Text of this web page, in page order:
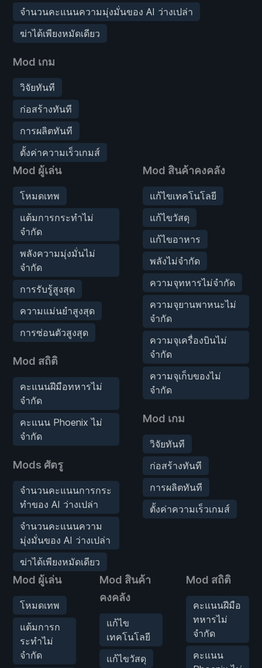
จำนวนคะแนนความมุ่งมั่นของ AI ว่างเปล่า
ฆ่าได้เพียงหมัดเดียว
Mod เกม
วิจัยทันที
ก่อสร้างทันที
การผลิตทันที
ตั้งค่าความเร็วเกมส์
Mod ผู้เล่น
โหมดเทพ
แต้มการกระทำไม่
จำกัด
พลังความมุ่งมั่นไม่
จำกัด
การรับรู้สูงสุด
ความแม่นยำสูงสุด
การซ่อนตัวสูงสุด
Mod สถิติ
คะแนนฝีมือทหารไม่
จำกัด
คะแนน Phoenix ไม่
จำกัด
Mods ศัตรู
จำนวนคะแนนการกระ
ทำของ AI ว่างเปล่า
จำนวนคะแนนความ
มุ่งมั่นของ AI ว่างเปล่า
ฆ่าได้เพียงหมัดเดียว
Mod สินค้าคงคลัง
แก้ไขเทคโนโลยี
แก้ไขวัสดุ
แก้ไขอาหาร
พลังไม่จำกัด
ความจุทหารไม่จำกัด
ความจุยานพาหนะไม่
จำกัด
ความจุเครื่องบินไม่
จำกัด
ความจุเก็บของไม่
จำกัด
Mod เกม
วิจัยทันที
ก่อสร้างทันที
การผลิตทันที
ตั้งค่าความเร็วเกมส์
Mod ผู้เล่น
โหมดเทพ
แต้มการก
ระทำไม่
จำกัด
Mod สินค้า
คงคลัง
แก้ไข
เทคโนโลยี
แก้ไขวัสดุ
Mod สถิติ
คะแนนฝีมือ
ทหารไม่
จำกัด
คะแนน